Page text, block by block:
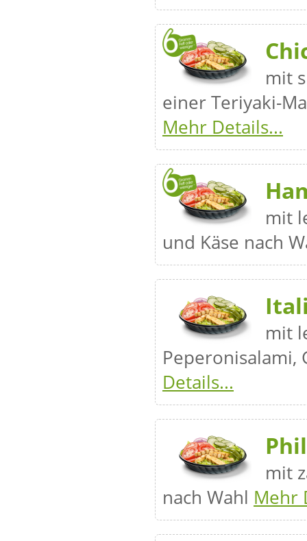
mit
einer Teriyaki-
Mehr Details...
mit
und Käse nach
mit
Peperonisalami,
Details...
mit
nach Wahl Mehr